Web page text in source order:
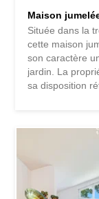
Maison
Située dans la
cette maison
son caractère
jardin. La
sa disposition
grandes baies
là, vous
jardin
détendre,
une surface
crée de